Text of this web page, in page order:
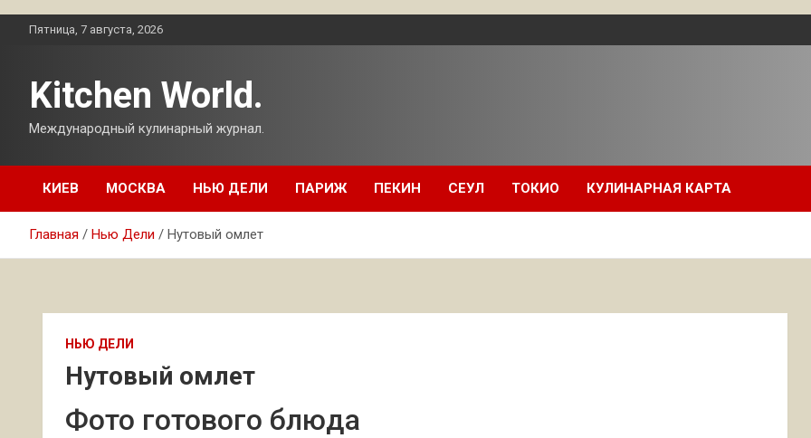
ПерейтиПятница, 7 августа, 2026
Kitchen World.
Международный кулинарный журнал.
КИЕВ МОСКВА НЬЮ ДЕЛИ ПАРИЖ ПЕКИН СЕУЛ ТОКИО КУЛИНАРНАЯ КАРТА
Главная Нью Дели Нутовый омлет
НЬЮ ДЕЛИ
Нутовый омлет
Фото готового блюда